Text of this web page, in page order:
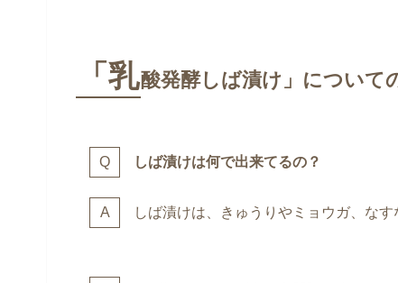
「乳酸発酵しば漬け」について
しば漬けは何で出来てるの？
しば漬けは、きゅうりやミョウガ、な